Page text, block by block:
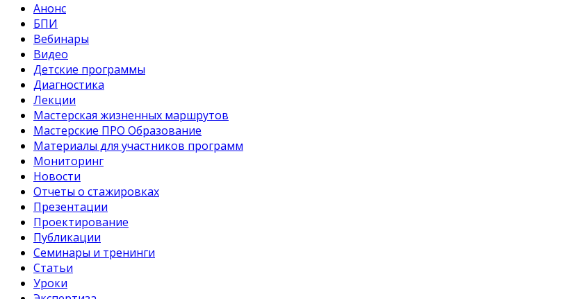
Анонс
БПИ
Вебинары
Видео
Детские программы
Диагностика
Лекции
Мастерская жизненных маршрутов
Мастерские ПРО Образование
Материалы для участников программ
Мониторинг
Новости
Отчеты о стажировках
Презентации
Проектирование
Публикации
Семинары и тренинги
Статьи
Уроки